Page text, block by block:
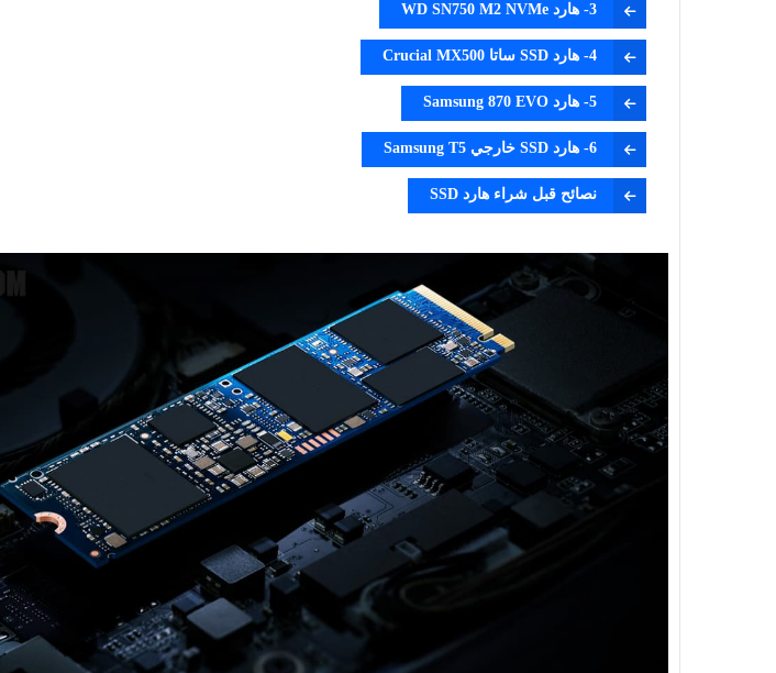
3- هارد WD SN750 M2 NVMe
4- هارد SSD ساتا Crucial MX500
5- هارد Samsung 870 EVO
6- هارد SSD خارجي Samsung T5
نصائح قبل شراء هارد SSD